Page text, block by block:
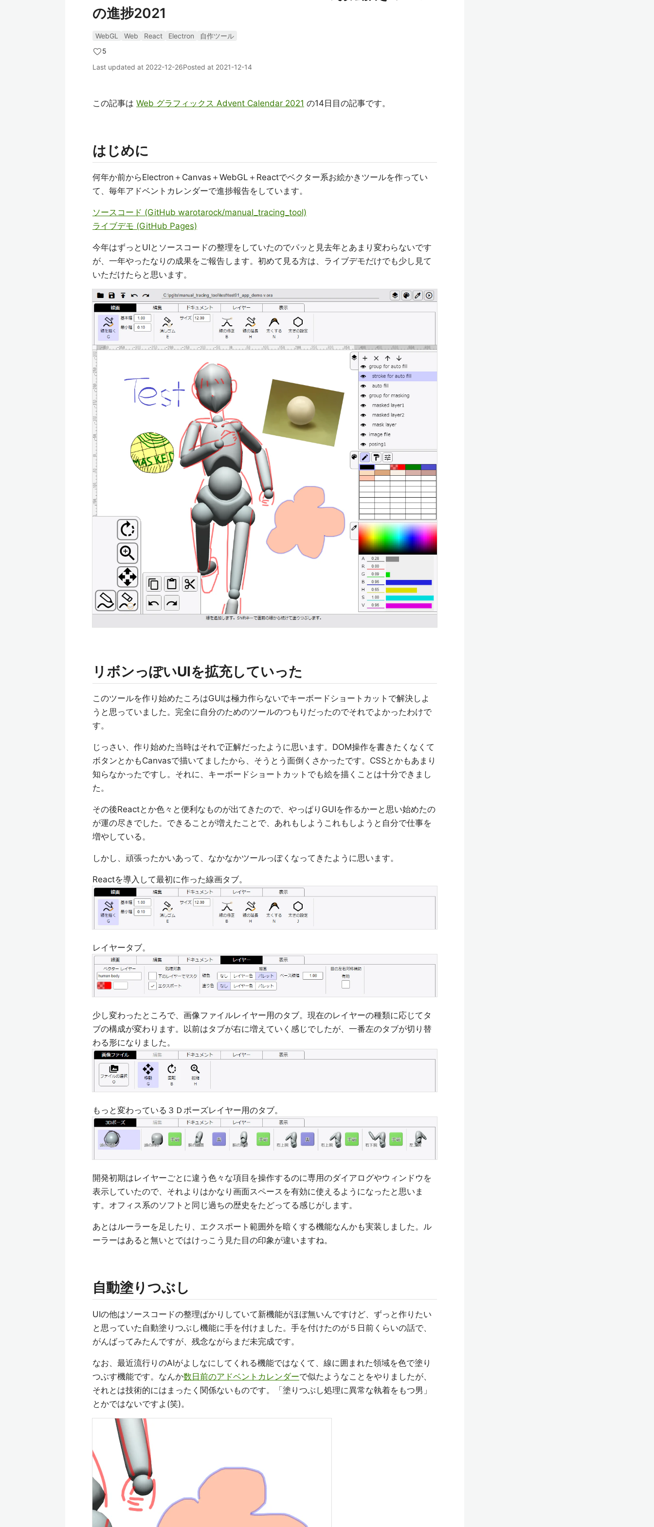
の進捗2021
WebGL Web React Electron
自作ツール
5
Last updated at 2022-12-26Posted at 2021-12-14
この記事は Web グラフィックス Advent Calendar 2021 の14日目の記事です。
はじめに
何年か前からElectron＋Canvas＋WebGL＋Reactでベクター系お絵かきツールを作ってい
て、毎年アドベントカレンダーで進捗報告をしています。
ソースコード (GitHub warotarock/manual_tracing_tool)
ライブデモ (GitHub Pages)
今年はずっとUIとソースコードの整理をしていたのでパッと見去年とあまり変わらないです
が、一年やったなりの成果をご報告します。初めて見る方は、ライブデモだけでも少し見て
いただけたらと思います。
リボンっぽいUIを拡充していった
このツールを作り始めたころはGUIは極力作らないでキーボードショートカットで解決しよ
うと思っていました。完全に自分のためのツールのつもりだったのでそれでよかったわけで
す。
じっさい、作り始めた当時はそれで正解だったように思います。DOM操作を書きたくなくて
ボタンとかもCanvasで描いてましたから、そうとう面倒くさかったです。CSSとかもあまり
知らなかったですし。それに、キーボードショートカットでも絵を描くことは十分できまし
た。
その後Reactとか色々と便利なものが出てきたので、やっぱりGUIを作るかーと思い始めたの
が運の尽きでした。できることが増えたことで、あれもしようこれもしようと自分で仕事を
増やしている。
しかし、頑張ったかいあって、なかなかツールっぽくなってきたように思います。
Reactを導入して最初に作った線画タブ。
レイヤータブ。
少し変わったところで、画像ファイルレイヤー用のタブ。現在のレイヤーの種類に応じてタ
ブの構成が変わります。以前はタブが右に増えていく感じでしたが、一番左のタブが切り替
わる形になりました。
もっと変わっている３Ｄポーズレイヤー用のタブ。
開発初期はレイヤーごとに違う色々な項目を操作するのに専用のダイアログやウィンドウを
表示していたので、それよりはかなり画面スペースを有効に使えるようになったと思いま
す。オフィス系のソフトと同じ過ちの歴史をたどってる感じがします。
あとはルーラーを足したり、エクスポート範囲外を暗くする機能なんかも実装しました。ル
ーラーはあると無いとではけっこう見た目の印象が違いますね。
自動塗りつぶし
UIの他はソースコードの整理ばかりしていて新機能がほぼ無いんですけど、ずっと作りたい
と思っていた自動塗りつぶし機能に手を付けました。手を付けたのが５日前くらいの話で、
がんばってみたんですが、残念ながらまだ未完成です。
なお、最近流行りのAIがよしなにしてくれる機能ではなくて、線に囲まれた領域を色で塗り
つぶす機能です。なんか数日前のアドベントカレンダーで似たようなことをやりましたが、
それとは技術的にはまったく関係ないものです。「塗りつぶし処理に異常な執着をもつ男」
とかではないですよ(笑)。